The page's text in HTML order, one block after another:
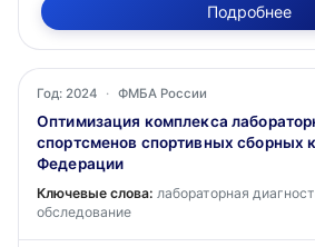
Подробнее
Год: 2024 · ФМБА России
Оптимизация комплекса
спортсменов спортивных сборных
Федерации
Ключевые слова: лабораторная
обследование